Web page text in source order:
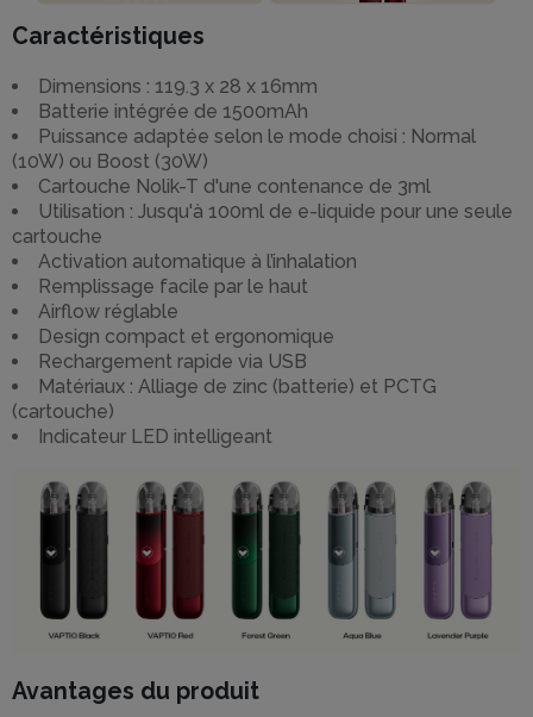
Caractéristiques
Dimensions : 119.3 x 28 x 16mm
Batterie intégrée de 1500mAh
Puissance adaptée selon le mode choisi : Normal
(10W) ou Boost (30W)
Cartouche Nolik-T d'une contenance de 3ml
Utilisation : Jusqu'à 100ml de e-liquide pour une seule
cartouche
Activation automatique à l’inhalation
Remplissage facile par le haut
Airflow réglable
Design compact et ergonomique
Rechargement rapide via USB
Matériaux : Alliage de zinc (batterie) et PCTG
(cartouche)
Indicateur LED intelligeant
Avantages du produit